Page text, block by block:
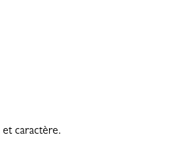
et caractère.